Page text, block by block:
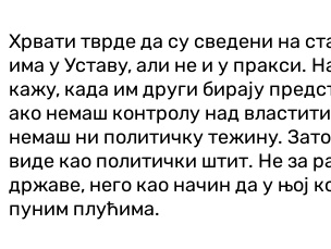
Хрвати тврде да су сведени на
има у Уставу, али не и у пракси.
кажу, када им други бирају
ако немаш контролу над
немаш ни политичку тежину.
виде као политички штит. Не за
државе, него као начин да у њој
пуним плућима.